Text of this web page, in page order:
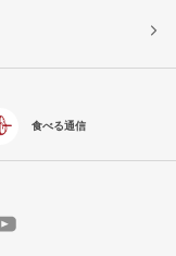
食べる通信